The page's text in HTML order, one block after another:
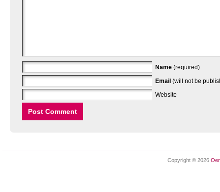
Name (required)
Email (will not be
Website
Copyright © 2026